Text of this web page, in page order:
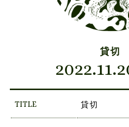
貸切
TITLE 貸切